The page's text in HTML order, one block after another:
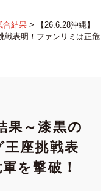
合結果>
【26.6.28沖縄】
戦表明！ファンリミは正危
果～漆黒の
座挑戦表
を撃破！